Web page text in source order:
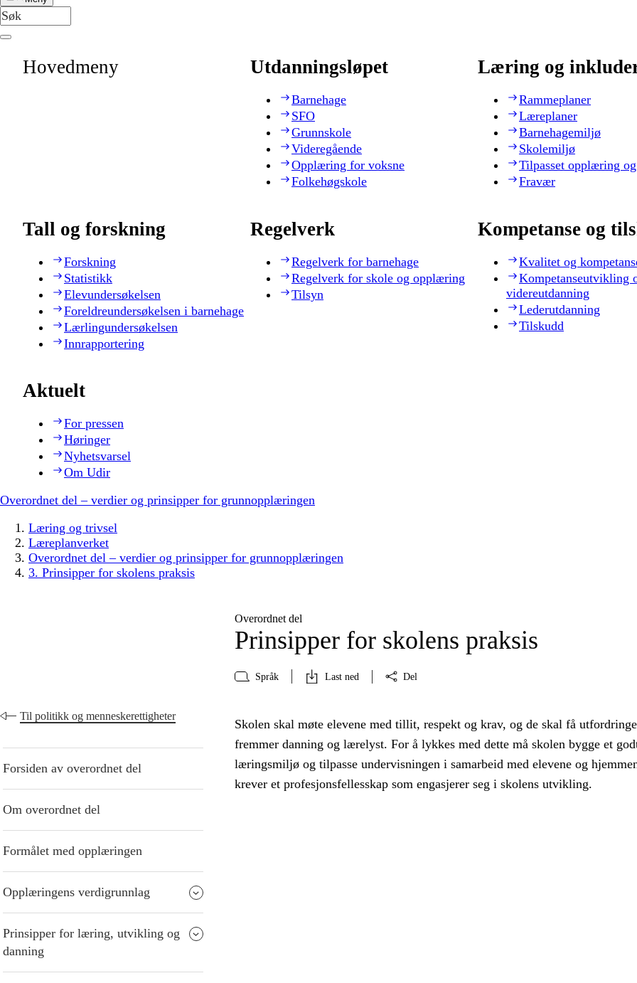
Hovedmeny Utdanningsløpet
Barnehage
SFO
Grunnskole
Videregående
Opplæring for voksne
Folkehøgskole
Læring og
Rammeplaner
Læreplaner
Barnehagemiljø
Skolemiljø
Tilpasset opplæring
Fravær
Tall og forskning
Forskning
Statistikk
Elevundersøkelsen
Foreldreundersøkelsen i barnehage
Lærlingundersøkelsen
Innrapportering
Regelverk
Regelverk for barnehage
Regelverk for skole og opplæring
Tilsyn
Kompetanse og
Kvalitet og
Kompetanseutvikling
videreutdanning
Lederutdanning
Tilskudd
Aktuelt
For pressen
Høringer
Nyhetsvarsel
Om Udir
Overordnet del – verdier og prinsipper for grunnopplæringen
Læring og trivsel
Læreplanverket
Overordnet del – verdier og prinsipper for grunnopplæringen
3. Prinsipper for skolens praksis
Overordnet del
Prinsipper for skolens praksis
Språk Last ned Del
Til politikk og menneskerettigheter
Forsiden av overordnet del
Om overordnet del
Formålet med opplæringen
Opplæringens verdigrunnlag
Prinsipper for læring, utvikling og
danning
Skolen skal møte elevene med tillit, respekt og krav, og de skal få
fremmer danning og lærelyst. For å lykkes med dette må skolen bygge et
læringsmiljø og tilpasse undervisningen i samarbeid med elevene og
krever et profesjonsfellesskap som engasjerer seg i skolens utvikling.